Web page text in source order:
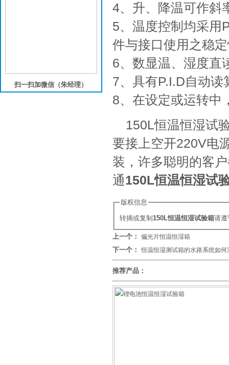
4、升、降温可作斜
5、温度控制均采用
件与接口使用之稳
6、数显温、湿度直
7、具有P.I.D自动
8、在设定或运转中
150L恒温恒湿试
要接上空开220V电
装，许多聪明的客
通150L恒温恒湿试
版权信息
转摘或复制150L恒温恒湿试验箱请遵
上一个： 偏光片恒温恒湿箱
下一个：恒温恒湿测试箱的水路系统如何
推荐产品：
扫一扫加微信（朱经理）